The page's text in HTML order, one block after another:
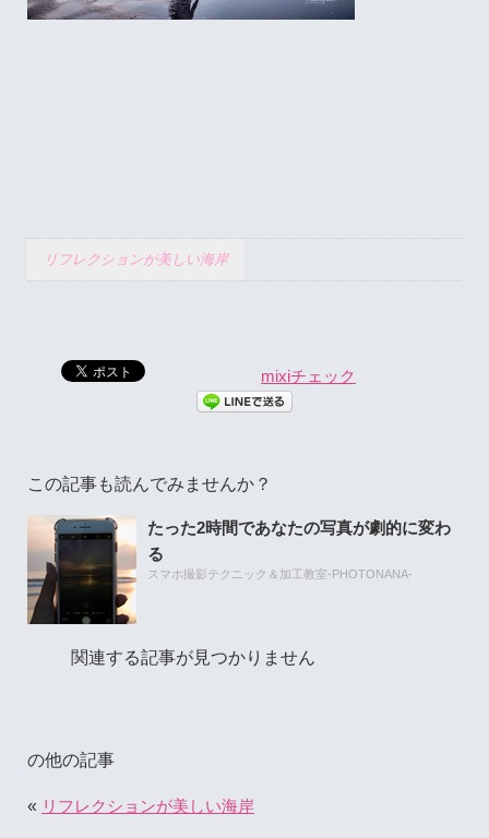
リフレクションが美しい海岸
mixiチェック
この記事も読んでみませんか？
たった2時間であなたの写真が劇的に変わ
る
スマホ撮影テクニック＆加工教室-PHOTONANA-
関連する記事が見つかりません
の他の記事
« リフレクションが美しい海岸